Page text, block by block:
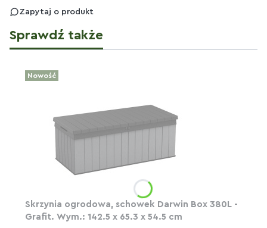
Zapytaj o produkt
Sprawdź także
Nowość
Skrzynia ogrodowa, schowek Darwin Box 380L -
Grafit. Wym.: 142.5 x 65.3 x 54.5 cm